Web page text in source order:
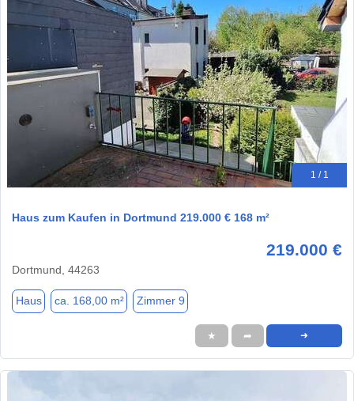
1 / 1
Haus zum Kaufen in Dortmund 219.000 € 168 m²
219.000 €
Dortmund, 44263
Haus ca. 168,00 m² Zimmer 9
★ ➦ ➜